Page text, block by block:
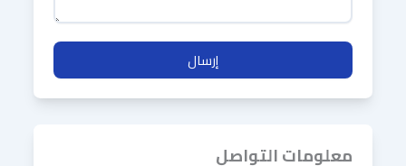
إرسال
معلومات التواصل